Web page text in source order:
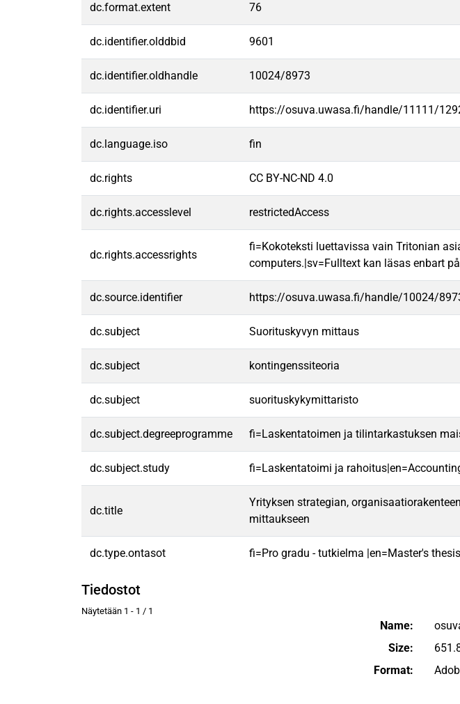
dc.format.extent 76
dc.identifier.olddbid 9601
dc.identifier.oldhandle 10024/8973
dc.identifier.uri https://osuva.uwasa.fi/handle/11111/
dc.language.iso fin
dc.rights CC BY-NC-ND 4.0
dc.rights.accesslevel restrictedAccess
dc.rights.accessrights
fi=Kokoteksti luettavissa vain Tritonian
computers.|sv=Fulltext kan läsas enbart
dc.source.identifier https://osuva.uwasa.fi/handle/10024/
dc.subject Suorituskyvyn mittaus
dc.subject kontingenssiteoria
dc.subject suorituskykymittaristo
dc.subject.degreeprogramme fi=Laskentatoimen ja tilintarkastuksen
dc.subject.study fi=Laskentatoimi ja
dc.title
Yrityksen strategian,
mittaukseen
dc.type.ontasot fi=Pro gradu - tutkielma |en=Master's
Tiedostot
Näytetään 1 - 1 / 1
Name:
Size:
Format: